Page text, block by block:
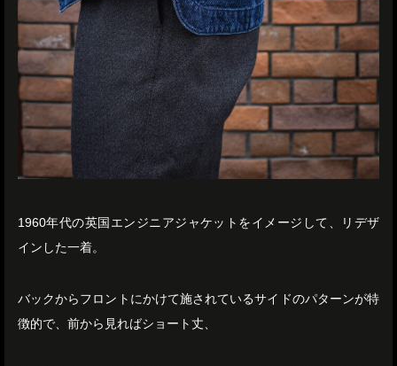
1960年代の英国エンジニアジャケットをイメージして、リデザ
インした一着。
バックからフロントにかけて施されているサイドのパターンが特
徴的で、前から見ればショート丈、